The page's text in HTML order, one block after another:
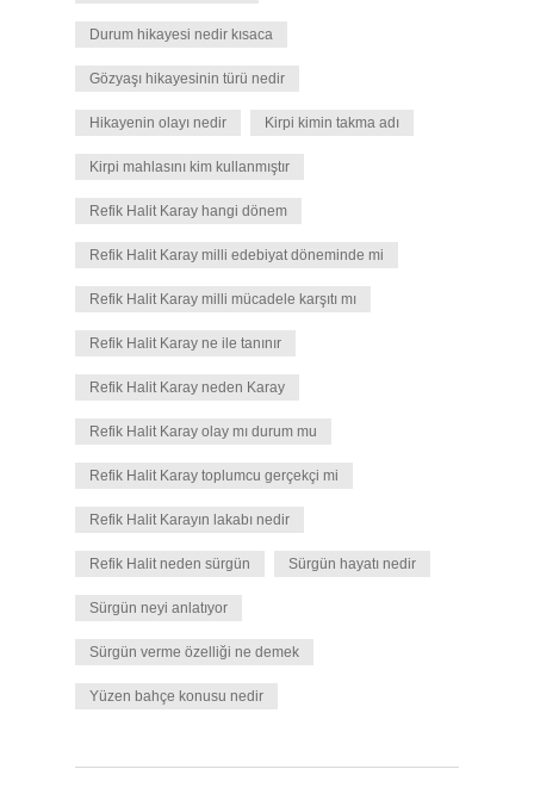
Durum hikayesi nedir kısaca
Gözyaşı hikayesinin türü nedir
Hikayenin olayı nedir Kirpi kimin takma adı
Kirpi mahlasını kim kullanmıştır
Refik Halit Karay hangi dönem
Refik Halit Karay milli edebiyat döneminde mi
Refik Halit Karay milli mücadele karşıtı mı
Refik Halit Karay ne ile tanınır
Refik Halit Karay neden Karay
Refik Halit Karay olay mı durum mu
Refik Halit Karay toplumcu gerçekçi mi
Refik Halit Karayın lakabı nedir
Refik Halit neden sürgün Sürgün hayatı nedir
Sürgün neyi anlatıyor
Sürgün verme özelliği ne demek
Yüzen bahçe konusu nedir